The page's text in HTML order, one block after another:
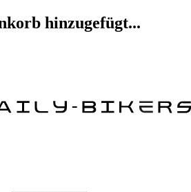
hinzugefügt...